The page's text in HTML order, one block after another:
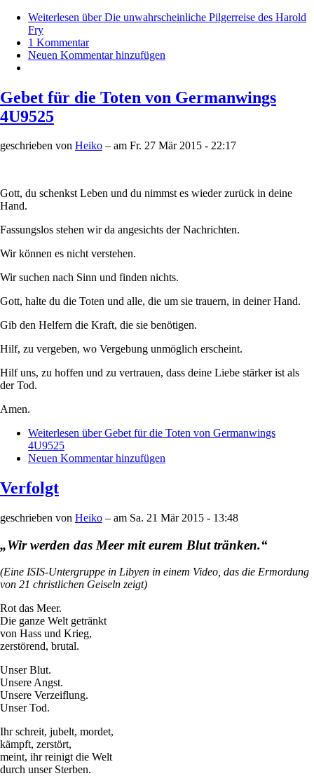
Weiterlesen über Die unwahrscheinliche Pilgerreise des Harold
Fry
1 Kommentar
Neuen Kommentar hinzufügen
Gebet für die Toten von Germanwings
4U9525
geschrieben von Heiko – am Fr. 27 Mär 2015 - 22:17
Gott, du schenkst Leben und du nimmst es wieder zurück in deine
Hand.
Fassungslos stehen wir da angesichts der Nachrichten.
Wir können es nicht verstehen.
Wir suchen nach Sinn und finden nichts.
Gott, halte du die Toten und alle, die um sie trauern, in deiner Hand.
Gib den Helfern die Kraft, die sie benötigen.
Hilf, zu vergeben, wo Vergebung unmöglich erscheint.
Hilf uns, zu hoffen und zu vertrauen, dass deine Liebe stärker ist als
der Tod.
Amen.
Weiterlesen über Gebet für die Toten von Germanwings
4U9525
Neuen Kommentar hinzufügen
Verfolgt
geschrieben von Heiko – am Sa. 21 Mär 2015 - 13:48
„Wir werden das Meer mit eurem Blut tränken.“
(Eine ISIS-Untergruppe in Libyen in einem Video, das die Ermordung
von 21 christlichen Geiseln zeigt)
Rot das Meer.
Die ganze Welt getränkt
von Hass und Krieg,
zerstörend, brutal.
Unser Blut.
Unsere Angst.
Unsere Verzeiflung.
Unser Tod.
Ihr schreit, jubelt, mordet,
kämpft, zerstört,
meint, ihr reinigt die Welt
durch unser Sterben.